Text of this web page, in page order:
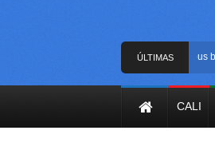
ÚLTIMAS
NOTICIAS
Frustran atentado con bus
CALI